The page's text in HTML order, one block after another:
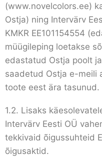
(www.novelcolors.ee)
Ostja) ning Intervärv
KMKR EE101154554
müügileping loetakse
edastatud Ostja poolt
saadetud Ostja e-meili
toote eest ära tasunud.
1.2. Lisaks
Intervärv Eesti OÜ
tekkivaid õigussuhteid
õigusaktid.